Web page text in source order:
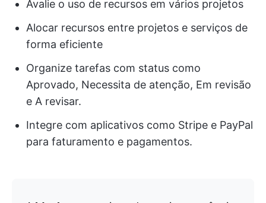
Avalie o uso de recursos em vários projetos
Alocar recursos entre projetos e serviços de
forma eficiente
Organize tarefas com status como
Aprovado, Necessita de atenção, Em revisão
e A revisar.
Integre com aplicativos como Stripe e PayPal
para faturamento e pagamentos.